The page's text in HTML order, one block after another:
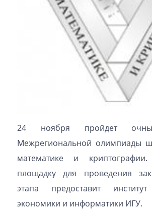
24 ноября пройдет
Межрегиональной олимпиады
математике и
площадку для проведения
этапа предоставит
экономики и информатики ИГУ.